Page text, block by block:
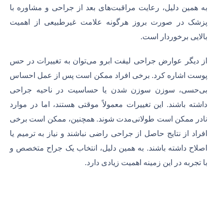
به همین دلیل، رعایت مراقبت‌های بعد از جراحی و مشاوره با
پزشک در صورت بروز هرگونه علامت غیرطبیعی از اهمیت
بالایی برخوردار است.
از دیگر عوارض جراحی لیفت ابرو می‌توان به تغییرات در حس
پوست اشاره کرد. برخی افراد ممکن است پس از عمل احساس
بی‌حسی، سوزن سوزن شدن یا حساسیت در ناحیه جراحی
داشته باشند. این تغییرات معمولاً موقتی هستند، اما در موارد
نادر ممکن است طولانی‌مدت شوند. همچنین، ممکن است برخی
افراد از نتایج حاصل از جراحی راضی نباشند و نیاز به ترمیم یا
اصلاح داشته باشند. به همین دلیل، انتخاب یک جراح متخصص و
با تجربه در این زمینه اهمیت زیادی دارد.